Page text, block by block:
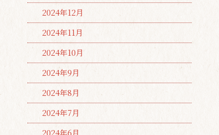
2024年12月
2024年11月
2024年10月
2024年9月
2024年8月
2024年7月